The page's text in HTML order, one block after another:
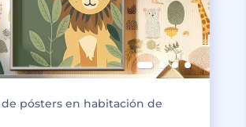
pósters en habitación de